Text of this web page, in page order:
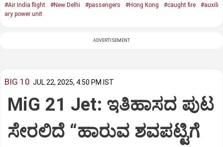
#Air India flight #New Delhi #passengers #Hong Kong #caught fire
#auxili
ary power unit
ADVERTISEMENT
BIG 10 JUL 22, 2025, 4:50 PM IST
MiG 21 Jet: ಇತಿಹಾಸದ ಪುಟ
ಸೇರಲಿದೆ “ಹಾರುವ ಶವಪಟ್ಟಿಗೆ